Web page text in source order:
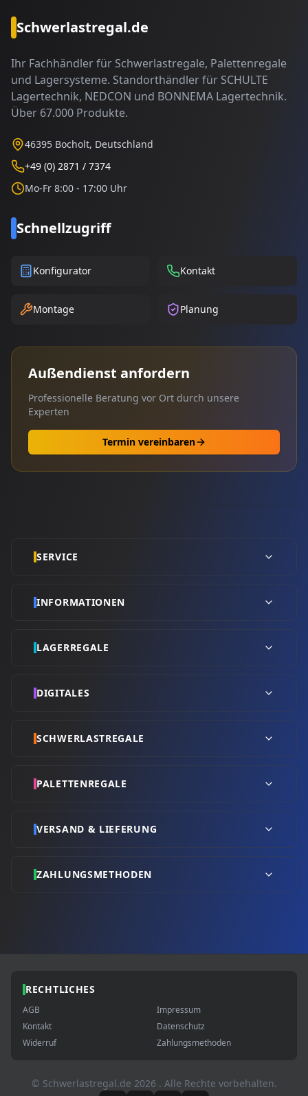
Schwerlastregal.de
Ihr Fachhändler für Schwerlastregale, Palettenregale
und Lagersysteme. Standorthändler für SCHULTE
Lagertechnik, NEDCON und BONNEMA Lagertechnik.
Über 67.000 Produkte.
46395 Bocholt, Deutschland
+49 (0) 2871 / 7374
Mo-Fr 8:00 - 17:00 Uhr
Schnellzugriff
Konfigurator Kontakt
Montage Planung
Außendienst anfordern
Professionelle Beratung vor Ort durch unsere
Experten
Termin vereinbaren
SERVICE
INFORMATIONEN
LAGERREGALE
DIGITALES
SCHWERLASTREGALE
PALETTENREGALE
VERSAND & LIEFERUNG
ZAHLUNGSMETHODEN
RECHTLICHES
AGB
Impressum
Kontakt
Datenschutz
Widerruf
Zahlungsmethoden
© Schwerlastregal.de 2026 . Alle Rechte vorbehalten.